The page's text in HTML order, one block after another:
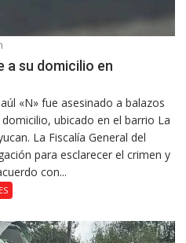
a su domicilio en
«N» fue asesinado a balazos
ubicado en el barrio La
La Fiscalía General del
para esclarecer el crimen y
con...